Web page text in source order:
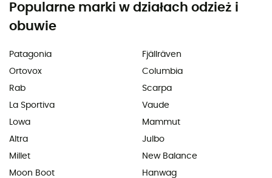
Popularne marki w działach odzież i
obuwie
Patagonia
Ortovox
Rab
La Sportiva
Lowa
Altra
Millet
Moon Boot
Fjällräven
Columbia
Scarpa
Vaude
Mammut
Julbo
New Balance
Hanwag